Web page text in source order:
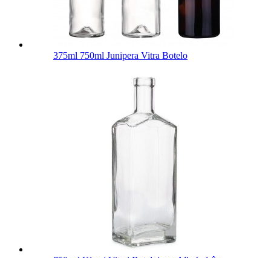
375ml 750ml Junipera Vitra Botelo